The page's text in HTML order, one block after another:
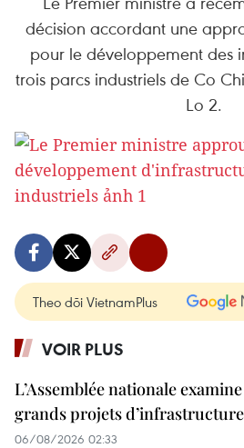
décision accordant une
pour le développement des
trois parcs industriels de Co
Lo 2.
Theo dõi VietnamPlus
VOIR PLUS
L’Assemblée nationale
grands projets
06/08/2026 02:33